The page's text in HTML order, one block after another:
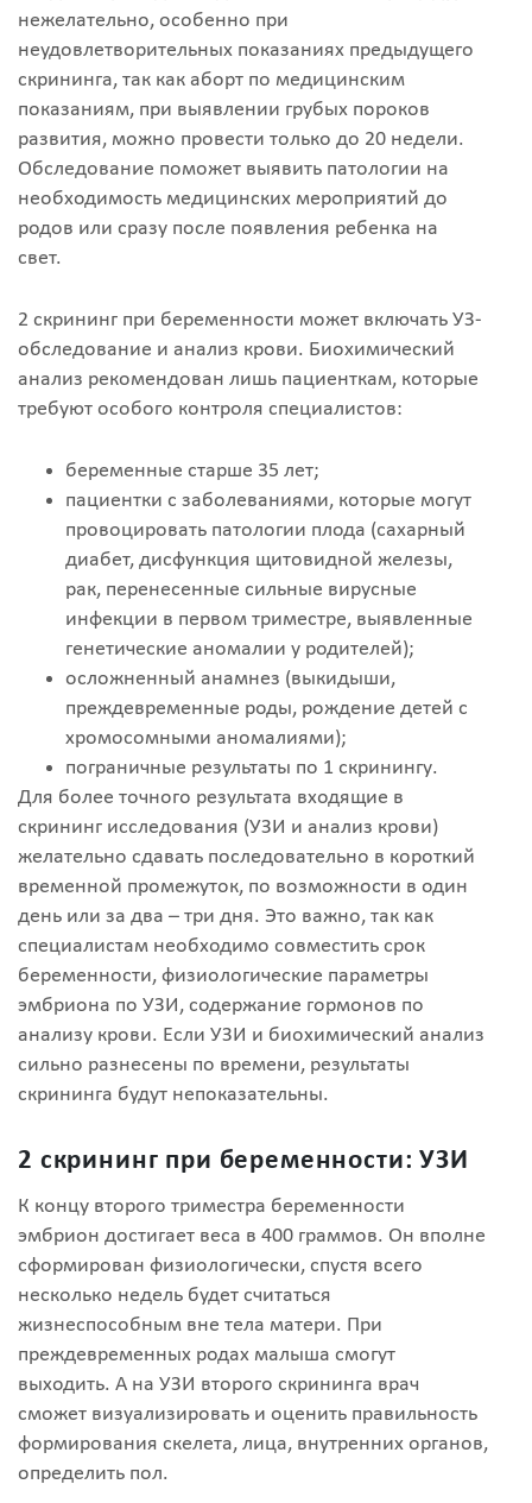
нежелательно, особенно при
неудовлетворительных показаниях предыдущего
скрининга, так как аборт по медицинским
показаниям, при выявлении грубых пороков
развития, можно провести только до 20 недели.
Обследование поможет выявить патологии на
необходимость медицинских мероприятий до
родов или сразу после появления ребенка на
свет.
2 скрининг при беременности может включать УЗ-
обследование и анализ крови. Биохимический
анализ рекомендован лишь пациенткам, которые
требуют особого контроля специалистов:
беременные старше 35 лет;
пациентки с заболеваниями, которые могут
провоцировать патологии плода (сахарный
диабет, дисфункция щитовидной железы,
рак, перенесенные сильные вирусные
инфекции в первом триместре, выявленные
генетические аномалии у родителей);
осложненный анамнез (выкидыши,
преждевременные роды, рождение детей с
хромосомными аномалиями);
пограничные результаты по 1 скринингу.
Для более точного результата входящие в
скрининг исследования (УЗИ и анализ крови)
желательно сдавать последовательно в короткий
временной промежуток, по возможности в один
день или за два – три дня. Это важно, так как
специалистам необходимо совместить срок
беременности, физиологические параметры
эмбриона по УЗИ, содержание гормонов по
анализу крови. Если УЗИ и биохимический анализ
сильно разнесены по времени, результаты
скрининга будут непоказательны.
2 скрининг при беременности: УЗИ
К концу второго триместра беременности
эмбрион достигает веса в 400 граммов. Он вполне
сформирован физиологически, спустя всего
несколько недель будет считаться
жизнеспособным вне тела матери. При
преждевременных родах малыша смогут
выходить. А на УЗИ второго скрининга врач
сможет визуализировать и оценить правильность
формирования скелета, лица, внутренних органов,
определить пол.